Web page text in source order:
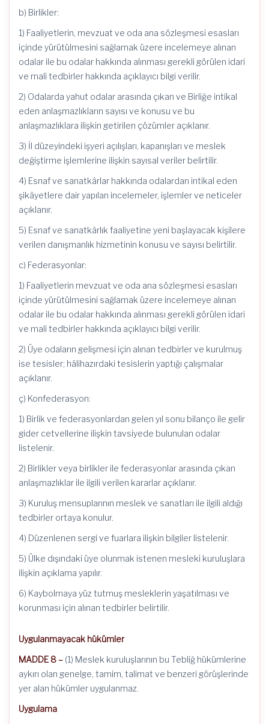
b) Birlikler:
1) Faaliyetlerin, mevzuat ve oda ana sözleşmesi esasları
içinde yürütülmesini sağlamak üzere incelemeye alınan
odalar ile bu odalar hakkında alınması gerekli görülen idari
ve mali tedbirler hakkında açıklayıcı bilgi verilir.
2) Odalarda yahut odalar arasında çıkan ve Birliğe intikal
eden anlaşmazlıkların sayısı ve konusu ve bu
anlaşmazlıklara ilişkin getirilen çözümler açıklanır.
3) İl düzeyindeki işyeri açılışları, kapanışları ve meslek
değiştirme işlemlerine ilişkin sayısal veriler belirtilir.
4) Esnaf ve sanatkârlar hakkında odalardan intikal eden
şikâyetlere dair yapılan incelemeler, işlemler ve neticeler
açıklanır.
5) Esnaf ve sanatkârlık faaliyetine yeni başlayacak kişilere
verilen danışmanlık hizmetinin konusu ve sayısı belirtilir.
c) Federasyonlar:
1) Faaliyetlerin mevzuat ve oda ana sözleşmesi esasları
içinde yürütülmesini sağlamak üzere incelemeye alınan
odalar ile bu odalar hakkında alınması gerekli görülen idari
ve mali tedbirler hakkında açıklayıcı bilgi verilir.
2) Üye odaların gelişmesi için alınan tedbirler ve kurulmuş
ise tesisler; hâlihazırdaki tesislerin yaptığı çalışmalar
açıklanır.
ç) Konfederasyon:
1) Birlik ve federasyonlardan gelen yıl sonu bilanço ile gelir
gider cetvellerine ilişkin tavsiyede bulunulan odalar
listelenir.
2) Birlikler veya birlikler ile federasyonlar arasında çıkan
anlaşmazlıklar ile ilgili verilen kararlar açıklanır.
3) Kuruluş mensuplarının meslek ve sanatları ile ilgili aldığı
tedbirler ortaya konulur.
4) Düzenlenen sergi ve fuarlara ilişkin bilgiler listelenir.
5) Ülke dışındaki üye olunmak istenen mesleki kuruluşlara
ilişkin açıklama yapılır.
6) Kaybolmaya yüz tutmuş mesleklerin yaşatılması ve
korunması için alınan tedbirler belirtilir.
Uygulanmayacak hükümler
MADDE 8 – (1) Meslek kuruluşlarının bu Tebliğ hükümlerine
aykırı olan genelge, tamim, talimat ve benzeri görüşlerinde
yer alan hükümler uygulanmaz.
Uygulama